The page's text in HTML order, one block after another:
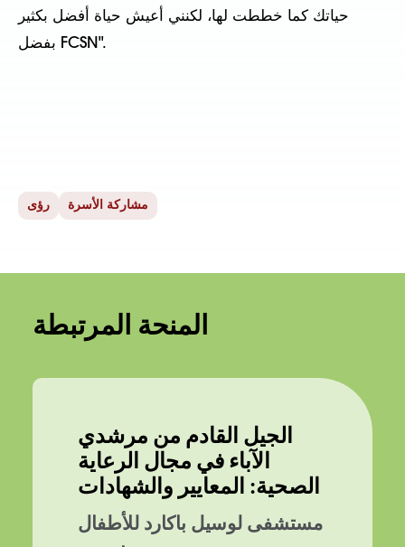
حياتك كما خططت لها، لكنني أعيش حياة أفضل بكثير
بفضل FCSN".
رؤى مشاركة الأسرة
المنحة المرتبطة
الجيل القادم من مرشدي
الآباء في مجال الرعاية
الصحية: المعايير والشهادات
مستشفى لوسيل باكارد للأطفال